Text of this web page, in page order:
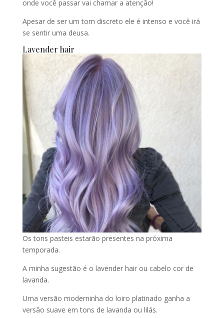
onde você passar vai chamar a atenção!
Apesar de ser um tom discreto ele é intenso e você irá
se sentir uma deusa.
Lavender hair
Os tons pasteis estarão presentes na próxima
temporada.
A minha sugestão é o lavender hair ou cabelo cor de
lavanda.
Uma versão moderninha do loiro platinado ganha a
versão suave em tons de lavanda ou lilás.